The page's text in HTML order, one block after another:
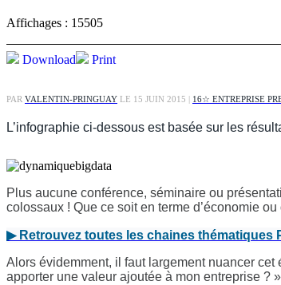
Affichages : 15505
Print
Download
PAR VALENTIN-PRINGUAY LE 15 JUIN 2015 | 16☆ ENTREPRISE
L’infographie ci-dessous est basée sur les
Plus aucune conférence, séminaire ou
colossaux ! Que ce soit en terme d’économie
▶Retrouvez toutes les chaines thématiques
Alors évidemment, il faut largement nuancer
apporter une valeur ajoutée à mon entreprise ?